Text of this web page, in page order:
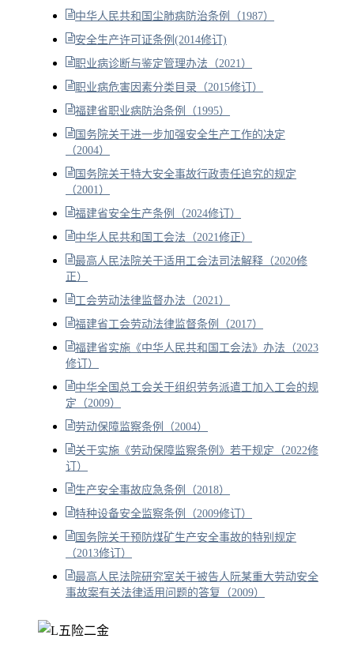
中华人民共和国尘肺病防治条例（1987）
安全生产许可证条例(2014修订)
职业病诊断与鉴定管理办法（2021）
职业病危害因素分类目录（2015修订）
福建省职业病防治条例（1995）
国务院关于进一步加强安全生产工作的决定
（2004）
国务院关于特大安全事故行政责任追究的规定
（2001）
福建省安全生产条例（2024修订）
中华人民共和国工会法（2021修正）
最高人民法院关于适用工会法司法解释（2020修
正）
工会劳动法律监督办法（2021）
福建省工会劳动法律监督条例（2017）
福建省实施《中华人民共和国工会法》办法（2023
修订）
中华全国总工会关于组织劳务派遣工加入工会的规
定（2009）
劳动保障监察条例（2004）
关于实施《劳动保障监察条例》若干规定（2022修
订）
生产安全事故应急条例（2018）
特种设备安全监察条例（2009修订）
国务院关于预防煤矿生产安全事故的特别规定
（2013修订）
最高人民法院研究室关于被告人阮某重大劳动安全
事故案有关法律适用问题的答复（2009）